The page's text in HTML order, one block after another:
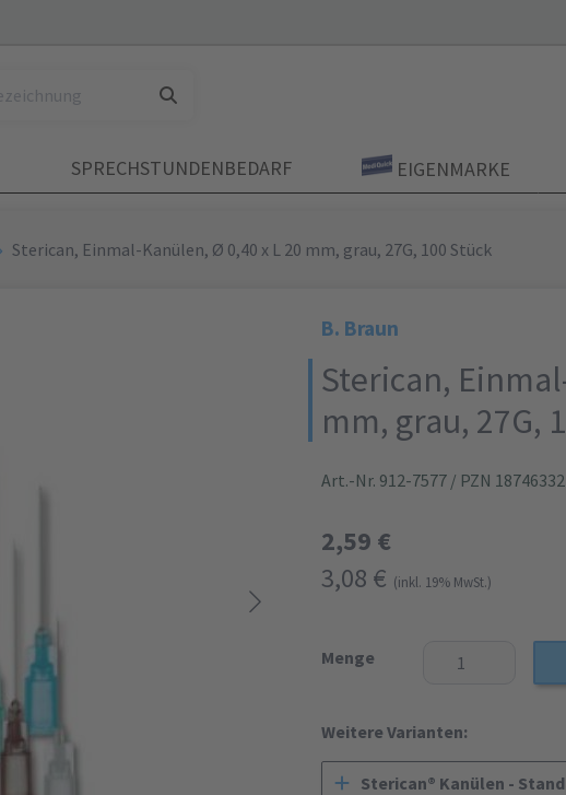
SPRECHSTUNDENBEDARF EIGENMARKE
Sterican, Einmal-Kanülen, Ø 0,40 x L 20 mm, grau, 27G, 100 Stück
B. Braun
Sterican,
mm, grau, 27G,
Art.-Nr. 912-7577 / PZN 18746332
2,59 €
3,08 € (inkl. 19% MwSt.)
Menge
Weitere Varianten:
Sterican® Kanülen -